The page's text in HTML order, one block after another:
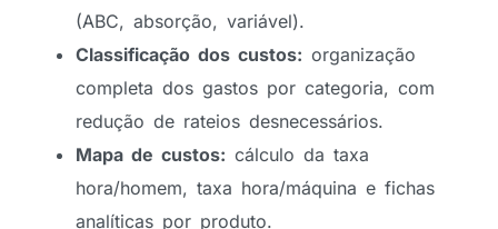
(ABC, absorção, variável).
Classificação dos custos: organização
completa dos gastos por categoria, com
redução de rateios desnecessários.
Mapa de custos: cálculo da taxa
hora/homem, taxa hora/máquina e fichas
analíticas por produto.